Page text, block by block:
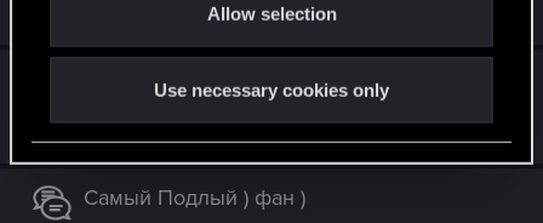
Allow selection
Use necessary cookies only
54
Золотой финиш Яна Кальвейта
96 8K
Sep 24, 2017
Самый Подлый ) фан )